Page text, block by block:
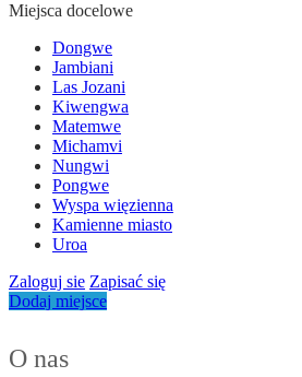
Miejsca docelowe
Dongwe
Jambiani
Las Jozani
Kiwengwa
Matemwe
Michamvi
Nungwi
Pongwe
Wyspa więzienna
Kamienne miasto
Uroa
Zaloguj sie Zapisać się
Dodaj miejsce
O nas